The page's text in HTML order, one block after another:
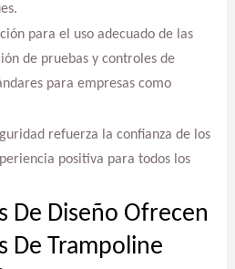
para el uso adecuado de las
de pruebas y controles de
para empresas como
refuerza la confianza de los
positiva para todos los
De Diseño Ofrecen
De Trampoline